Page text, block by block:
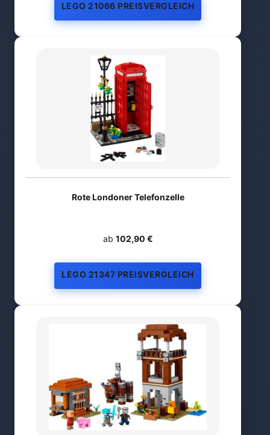
LEGO 21066 PREISVERGLEICH
Rote Londoner Telefonzelle
ab 102,90 €
LEGO 21347 PREISVERGLEICH